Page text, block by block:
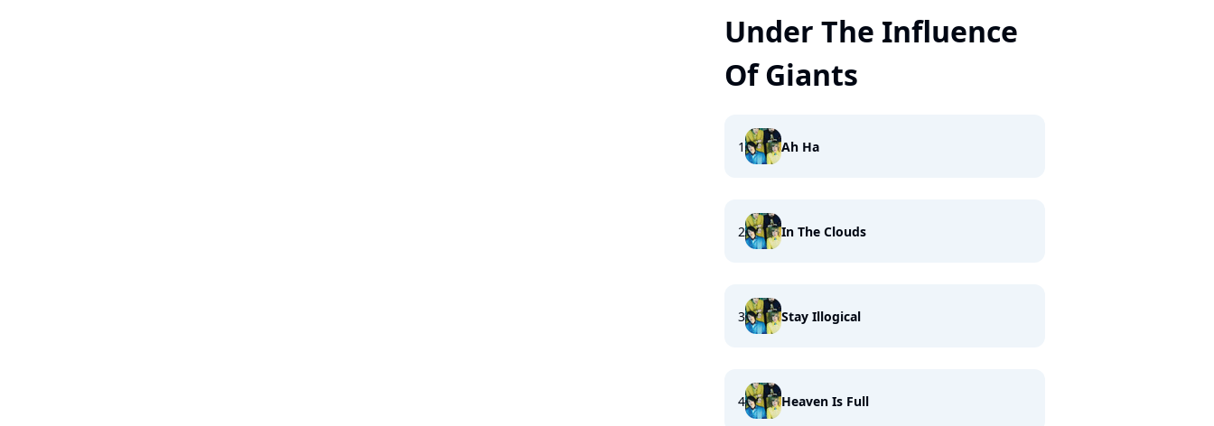
Under The Influence
Of Giants
1 Ah Ha
2 In The Clouds
3 Stay Illogical
4 Heaven Is Full